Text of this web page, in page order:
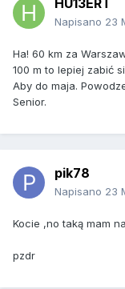
HU13ERT
Napisano 23
Ha! 60 km za
100 m to lepiej zabić
Aby do maja.
Senior.
pik78
Napisano 23
Kocie ,no taką mam
pzdr